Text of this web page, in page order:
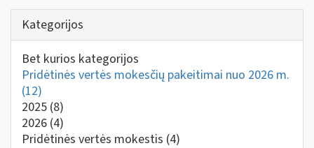
Kategorijos
Bet kurios kategorijos
Pridėtinės vertės mokesčių pakeitimai nuo 2026 m.
(12)
2025 (8)
2026 (4)
Pridėtinės vertės mokestis (4)